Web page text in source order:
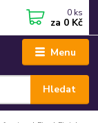
Menu
Hledat
0 ks
za 0 Kč